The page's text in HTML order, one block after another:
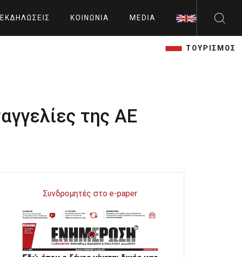
ΕΚΔΗΛΏΣΕΙΣ ΚΟΙΝΩΝΊΑ MEDIA
ΤΟΥΡΙΣΜΟΣ
της ΑΕ
Συνδρομητές στο e-paper